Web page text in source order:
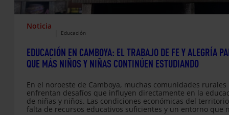
Noticia
Educación
EDUCACIÓN EN CAMBOYA: EL TRABAJO DE FE Y ALEGRÍA
QUE MÁS NIÑOS Y NIÑAS CONTINÚEN ESTUDIANDO
En el noroeste de Camboya, muchas comunidades rurales
enfrentan desafíos que influyen directamente en la
de niñas y niños. Las condiciones económicas del
falta de recursos educativos suficientes y un entorno que